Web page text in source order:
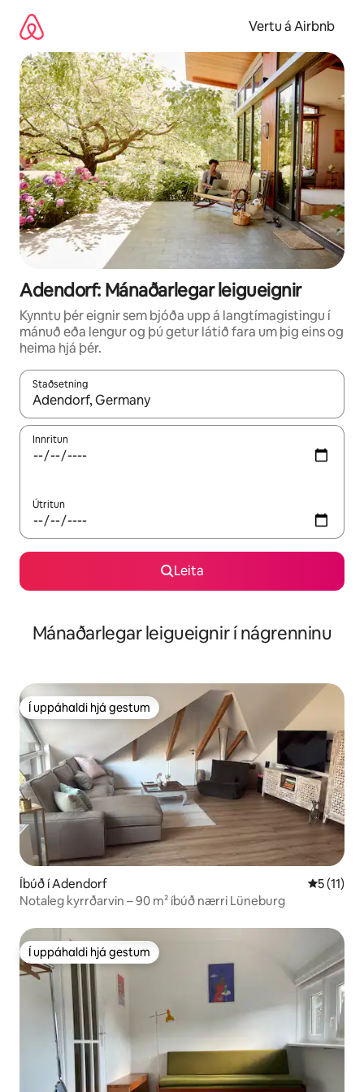
beint
Vertu á Airbnb
Adendorf: Mánaðarlegar leigueignir
Kynntu þér eignir sem bjóða upp á langtímagistingu í
mánuð eða lengur og þú getur látið fara um þig eins og
heima hjá þér.
Staðsetning
Þegar niðurstöður liggja fyrir skaltu nota upp og niður
Innritun
Útritun
Leita
Mánaðarlegar leigueignir í nágrenninu
Í uppáhaldi hjá gestum
Í uppáhaldi hjá gestum
Íbúð í Adendorf 5 af 5 í
5 (11)
Notaleg kyrrðarvin – 90 m² íbúð nærri Lüneburg
Í uppáhaldi hjá gestum
Í uppáhaldi hjá gestum